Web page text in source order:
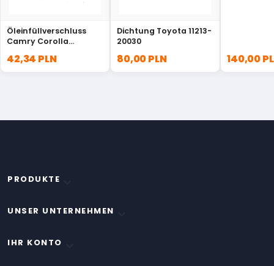
Öleinfüllverschluss
Camry Corolla
Rav4 SI 12180-38010
42,34 PLN
Dichtung Toyota 11213-
20030
80,00 PLN 140,00
PRODUKTE
UNSER UNTERNEHMEN
IHR KONTO